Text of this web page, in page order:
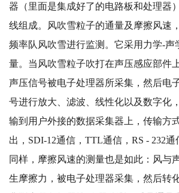
器（里面是集成好了的电路板和处理器
线组成。风吹雪粒子的通量及摩擦风速
频率队风吹雪进行监测。它采用力学-声
量。当风吹雪粒子吹打在声压感应部件
声压信号被电子处理器所采集，然后电
号进行放大、滤波、线性化以及数字化
输到用户外接的数据采集器上，传输方
出，SDI-12通信，TTL通信，RS - 232通
同样，摩擦风速的测量也是如此：风与
生摩擦力，被电子处理器采集，然后转